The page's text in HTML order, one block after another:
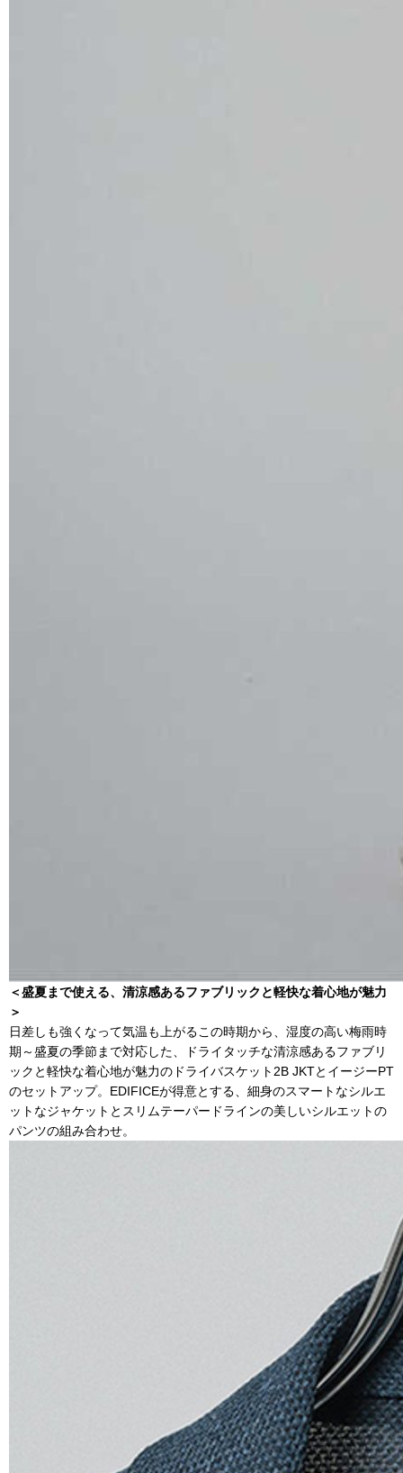
＜盛夏まで使える、清涼感あるファブリックと軽快な着心地が魅力
＞
日差しも強くなって気温も上がるこの時期から、湿度の高い梅雨時
期～盛夏の季節まで対応した、ドライタッチな清涼感あるファブリ
ックと軽快な着心地が魅力のドライバスケット2B JKTとイージーPT
のセットアップ。EDIFICEが得意とする、細身のスマートなシルエ
ットなジャケットとスリムテーパードラインの美しいシルエットの
パンツの組み合わせ。